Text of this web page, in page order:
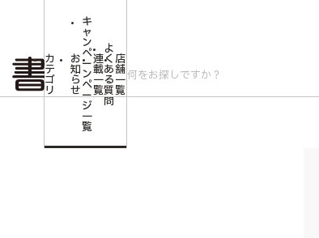
カ
テ
ゴ
リ
お
知
ら
せ
キ
ャ
ン
ペ
ー
ン
ペ
ー
ジ
一
覧
連
載
一
覧
よ
く
あ
る
質
問
店
舗
一
覧
【原神】 煌めく夜の宴シリーズ マルチカードケース 宵宮（